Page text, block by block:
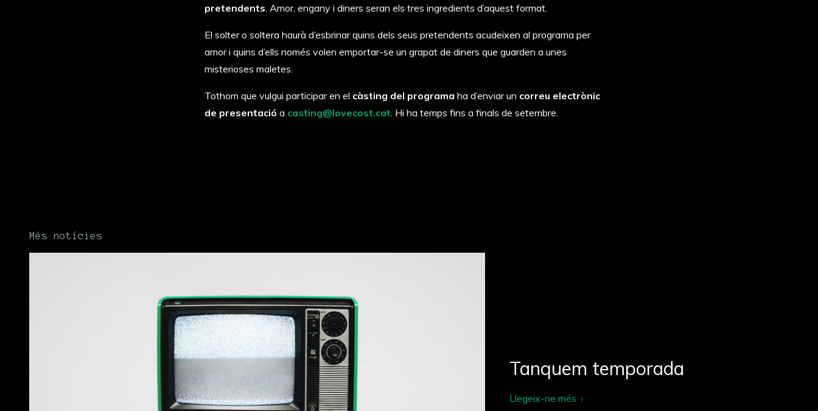
pretendents. Amor, engany i diners seran els tres ingredients d’aquest format.
El solter o soltera haurà d’esbrinar quins dels seus pretendents acudeixen al programa per
amor i quins d’ells només volen emportar-se un grapat de diners que guarden a unes
misterioses maletes.
Tothom que vulgui participar en el càsting del programa ha d’enviar un correu electrònic
de presentació a casting@lovecost.cat. Hi ha temps fins a finals de setembre.
Més notícies
Tanquem temporada
Llegeix-ne més